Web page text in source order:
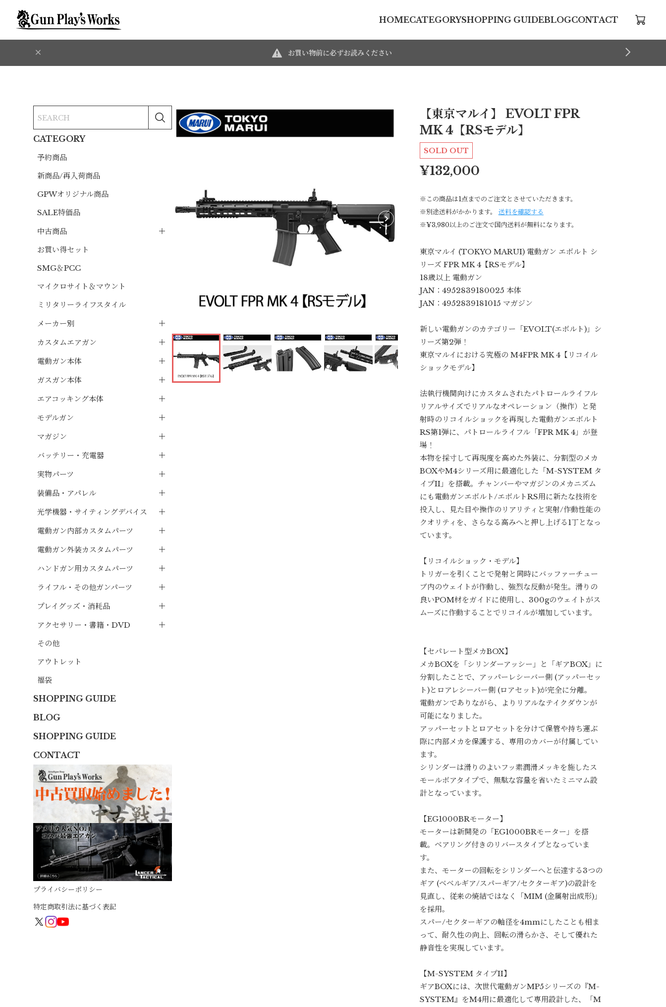
HOMECATEGORYSHOPPING GUIDEBLOGCONTACT
お買い物前に必ずお読みください
CATEGORY
予約商品
新商品/再入荷商品
GPWオリジナル商品
SALE特価品
中古商品
お買い得セット
SMG＆PCC
マイクロサイト＆マウント
ミリタリーライフスタイル
メーカー別
カスタムエアガン
電動ガン本体
ガスガン本体
エアコッキング本体
モデルガン
マガジン
バッテリー・充電器
実物パーツ
装備品・アパレル
光学機器・サイティングデバイス
電動ガン内部カスタムパーツ
電動ガン外装カスタムパーツ
ハンドガン用カスタムパーツ
ライフル・その他ガンパーツ
プレイグッズ・消耗品
アクセサリー・書籍・DVD
その他
アウトレット
福袋
SHOPPING GUIDE
BLOG
SHOPPING GUIDE
CONTACT
プライバシーポリシー
特定商取引法に基づく表記
【東京マルイ】 EVOLT FPR
MK 4【RSモデル】
¥132,000
SOLD OUT
※この商品は1点までのご注文とさせていただきます。
※別途送料がかかります。
送料を確認する
※¥3,980以上のご注文で国内送料が無料になります。
東京マルイ (TOKYO MARUI) 電動ガン エボルト シ
リーズ FPR MK 4【RSモデル】
18歳以上 電動ガン
JAN：4952839180025 本体
JAN：4952839181015 マガジン
新しい電動ガンのカテゴリー「EVOLT(エボルト)」シ
リーズ第2弾！
東京マルイにおける究極の M4FPR MK 4【リコイル
ショックモデル】
法執行機関向けにカスタムされたパトロールライフル
リアルサイズでリアルなオペレーション（操作）と発
射時のリコイルショックを再現した電動ガンエボルト
RS第1弾に、パトロールライフル「FPR MK 4」が登
場！
本物を採寸して再現度を高めた外装に、分割型のメカ
BOXやM4シリーズ用に最適化した「M-SYSTEM タ
イプII」を搭載。チャンバーやマガジンのメカニズム
にも電動ガンエボルト/エボルトRS用に新たな技術を
投入し、見た目や操作のリアリティと実射/作動性能の
クオリティを、さらなる高みへと押し上げる1丁となっ
ています。
【リコイルショック・モデル】
トリガーを引くことで発射と同時にバッファーチュー
ブ内のウェイトが作動し、強烈な反動が発生。滑りの
良いPOM材をガイドに使用し、300gのウェイトがス
ムーズに作動することでリコイルが増加しています。
【セパレート型メカBOX】
メカBOXを「シリンダーアッシー」と「ギアBOX」に
分割したことで、アッパーレシーバー側 (アッパーセッ
ト)とロアレシーバー側 (ロアセット)が完全に分離。
電動ガンでありながら、よりリアルなテイクダウンが
可能になりました。
アッパーセットとロアセットを分けて保管や持ち運ぶ
際に内部メカを保護する、専用のカバーが付属してい
ます。
シリンダーは滑りのよいフッ素潤滑メッキを施したス
モールボアタイプで、無駄な容量を省いたミニマム設
計となっています。
【EG1000BRモーター】
モーターは新開発の「EG1000BRモーター」を搭
載。ベアリング付きのリバースタイプとなっていま
す。
また、モーターの回転をシリンダーへと伝達する3つの
ギア (ベベルギア/スパーギア/セクターギア)の設計を
見直し、従来の焼結ではなく「MIM (金属射出成形)」
を採用。
スパー/セクターギアの軸径を4mmにしたことも相ま
って、耐久性の向上、回転の滑らかさ、そして優れた
静音性を実現しています。
【M-SYSTEM タイプII】
ギアBOXには、次世代電動ガンMP5シリーズの『M-
SYSTEM』をM4用に最適化して専用設計した、「M